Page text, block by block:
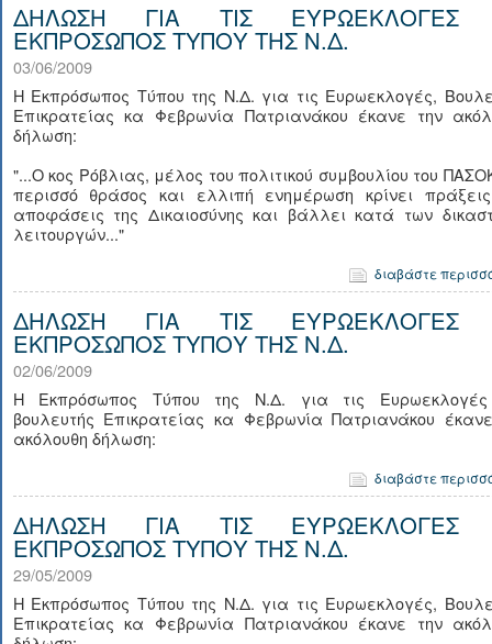
ΔΗΛΩΣΗ ΓΙΑ ΤΙΣ ΕΥΡΩΕΚΛΟΓΕΣ
ΕΚΠΡΟΣΩΠΟΣ ΤΥΠΟΥ ΤΗΣ Ν.Δ.
03/06/2009
Η Εκπρόσωπος Τύπου της Ν.Δ. για τις Ευρωεκλογές,
Επικρατείας κα Φεβρωνία Πατριανάκου έκανε την
δήλωση:
"...Ο κος Ρόβλιας, μέλος του πολιτικού συμβουλίου του
περισσό θράσος και ελλιπή ενημέρωση κρίνει
αποφάσεις της Δικαιοσύνης και βάλλει κατά των
λειτουργών..."
διαβάστε
ΔΗΛΩΣΗ ΓΙΑ ΤΙΣ ΕΥΡΩΕΚΛΟΓΕΣ
ΕΚΠΡΟΣΩΠΟΣ ΤΥΠΟΥ ΤΗΣ Ν.Δ.
02/06/2009
Η Εκπρόσωπος Τύπου της Ν.Δ. για τις
βουλευτής Επικρατείας κα Φεβρωνία Πατριανάκου
ακόλουθη δήλωση:
διαβάστε
ΔΗΛΩΣΗ ΓΙΑ ΤΙΣ ΕΥΡΩΕΚΛΟΓΕΣ
ΕΚΠΡΟΣΩΠΟΣ ΤΥΠΟΥ ΤΗΣ Ν.Δ.
29/05/2009
Η Εκπρόσωπος Τύπου της Ν.Δ. για τις Ευρωεκλογές,
Επικρατείας κα Φεβρωνία Πατριανάκου έκανε την